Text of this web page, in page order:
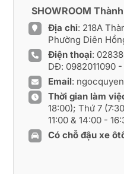
SHOWROOM
Địa chỉ: 218A
Phường Diên
Điện thoại:
DĐ: 0982011090-
Email:
Thời gian làm
18:00); Thứ 7
11:00 & 14:00 -
Có chỗ đậu xe